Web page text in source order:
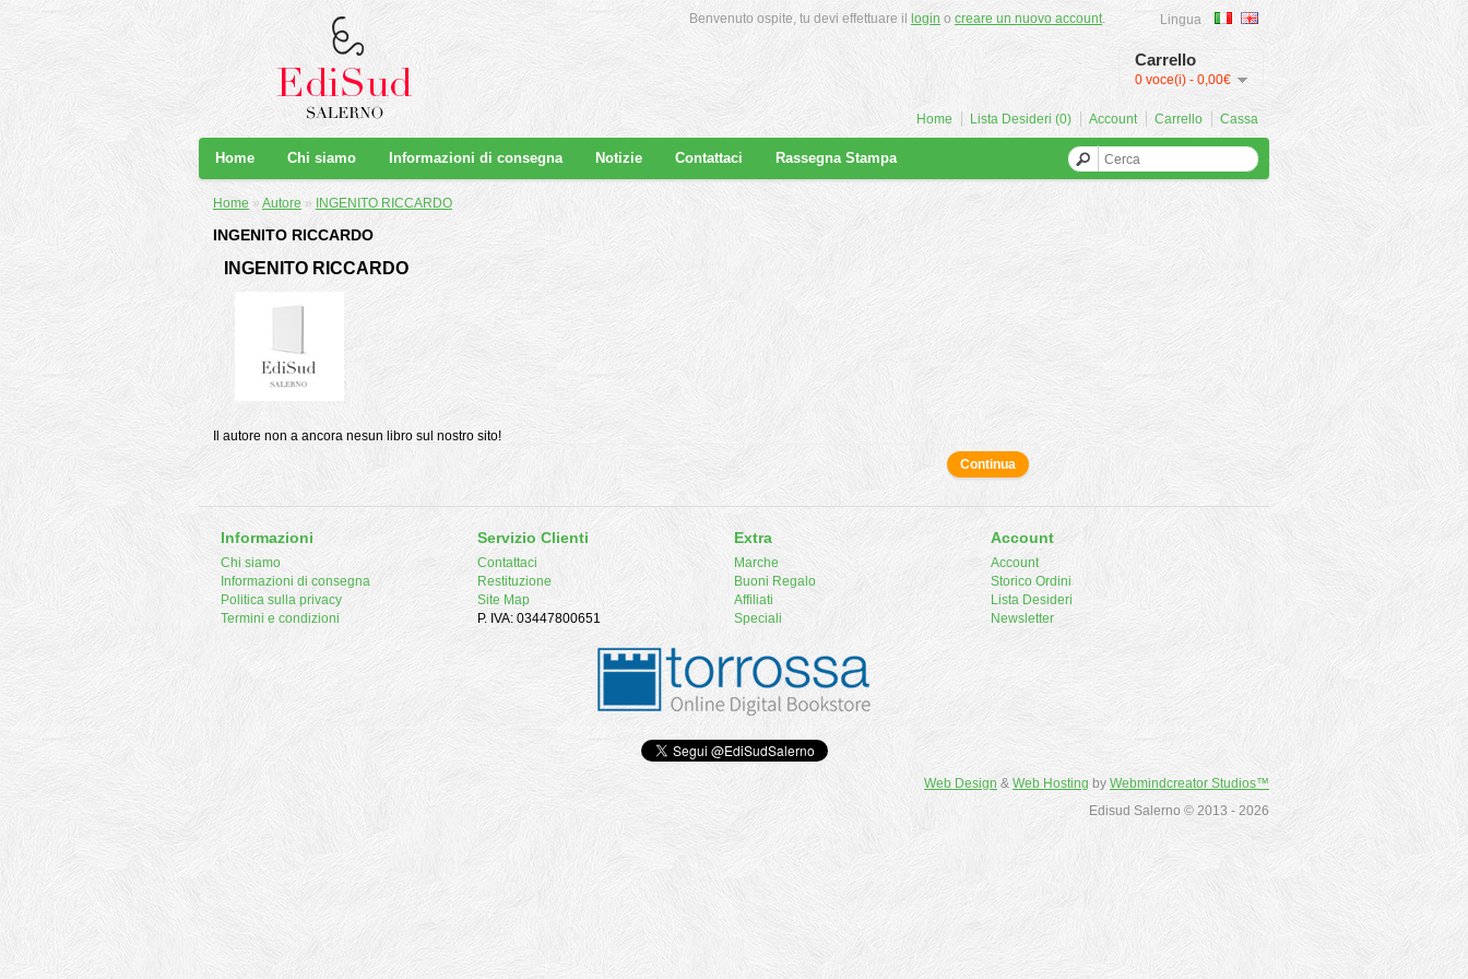
Lingua
Carrello
0 voce(i) - 0,00€
Benvenuto ospite, tu devi effettuare il login o creare un nuovo account.
Home Lista Desideri (0) Account Carrello Cassa
Home Chi siamo Informazioni di consegna Notizie Contattaci Rassegna Stampa
Home » Autore » INGENITO RICCARDO
INGENITO RICCARDO
INGENITO RICCARDO
Il autore non a ancora nesun libro sul nostro sito!
Continua
Informazioni
Chi siamo
Informazioni di consegna
Politica sulla privacy
Termini e condizioni
Servizio Clienti
Contattaci
Restituzione
Site Map
P. IVA: 03447800651
Extra
Marche
Buoni Regalo
Affiliati
Speciali
Account
Account
Storico Ordini
Lista Desideri
Newsletter
Web Design & Web Hosting by Webmindcreator Studios™
Edisud Salerno © 2013 - 2026